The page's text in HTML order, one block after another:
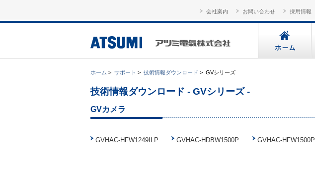
会社案内 お問い合わせ 採用情報
ホーム > サポート > 技術情報ダウンロード > GVシリーズ
技術情報ダウンロード - GVシリーズ -
GVカメラ
GVHAC-HFW1249ILP GVHAC-HDBW1500P GVHAC-HFW1500P